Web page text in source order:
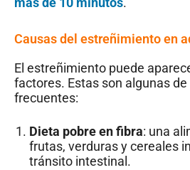
Causas del estreñimiento en
El estreñimiento puede
factores. Estas son algunas
frecuentes:
Dieta pobre en fibra: una
frutas, verduras y cereales
tránsito intestinal.